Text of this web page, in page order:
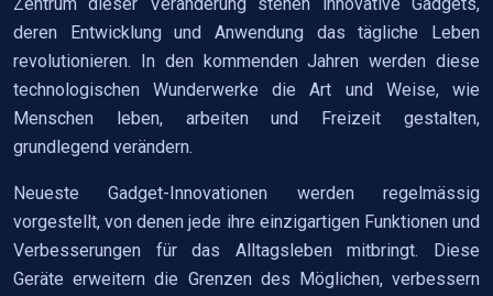
deren Entwicklung und Anwendung das tägliche Leben
revolutionieren. In den kommenden Jahren werden diese
technologischen Wunderwerke die Art und Weise, wie
Menschen leben, arbeiten und Freizeit gestalten,
grundlegend verändern.
Neueste Gadget-Innovationen werden regelmässig
vorgestellt, von denen jede ihre einzigartigen Funktionen und
Verbesserungen für das Alltagsleben mitbringt. Diese
Geräte erweitern die Grenzen des Möglichen, verbessern